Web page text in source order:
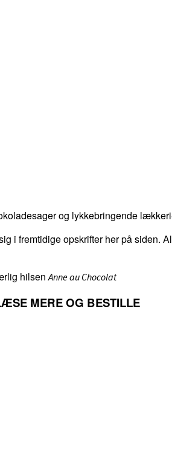
og lykkebringende
i fremtidige opskrifter her på siden.
hilsenAnne au Chocolat
MERE OG BESTILLE